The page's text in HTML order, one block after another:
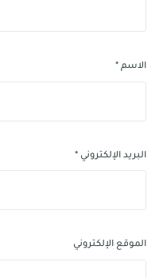
الاسم *
البريد الإلكتروني*
الموقع الإلكتروني